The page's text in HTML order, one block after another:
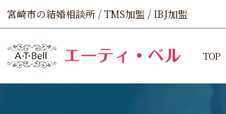
宮崎市の結婚相談所 / TMS加盟 / IBJ加盟
TOP